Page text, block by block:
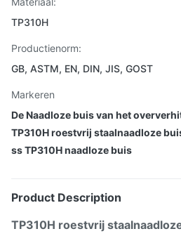
TP310H
Productienorm:
GB, ASTM, EN, DIN, JIS, GOST
Markeren
De Naadloze buis van het
TP310H roestvrij staalnaadloze
ss TP310H naadloze buis
Product Description
TP310H roestvrij